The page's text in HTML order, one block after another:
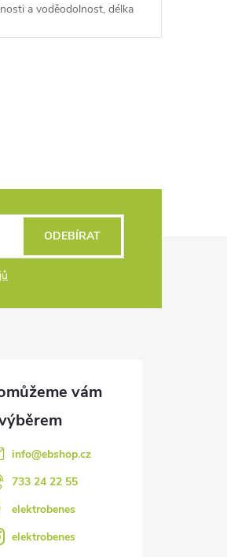
a voděodolnost, délka
ODEBÍRAT
info@ebshop.cz
733 24 22 55
elektrobenes
elektrobenes